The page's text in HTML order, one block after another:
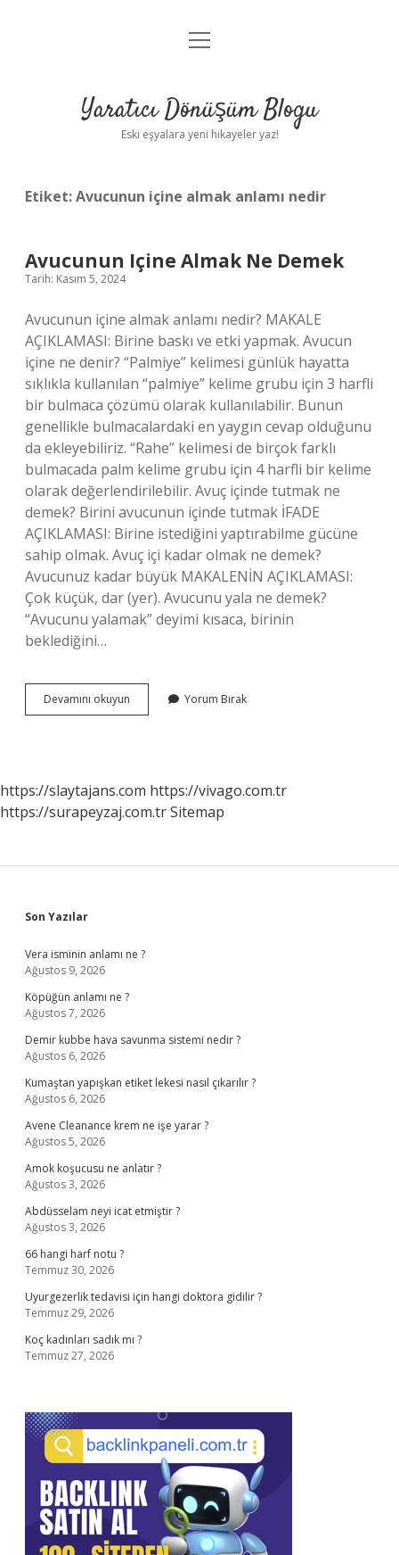
Anasayfa
Yasal Uyarı
menüyü
Yaratıcı Dönüşüm Blogu
Eski eşyalara yeni hikayeler yaz!
Etiket:Avucunun içine almak anlamı nedir
Avucunun Içine Almak Ne Demek
Tarih: Kasım 5, 2024
Avucunun içine almak anlamı nedir? MAKALE
AÇIKLAMASI: Birine baskı ve etki yapmak. Avucun
içine ne denir? “Palmiye” kelimesi günlük hayatta
sıklıkla kullanılan “palmiye” kelime grubu için 3 harfli
bir bulmaca çözümü olarak kullanılabilir. Bunun
genellikle bulmacalardaki en yaygın cevap olduğunu
da ekleyebiliriz. “Rahe” kelimesi de birçok farklı
bulmacada palm kelime grubu için 4 harfli bir kelime
olarak değerlendirilebilir. Avuç içinde tutmak ne
demek? Birini avucunun içinde tutmak İFADE
AÇIKLAMASI: Birine istediğini yaptırabilme gücüne
sahip olmak. Avuç içi kadar olmak ne demek?
Avucunuz kadar büyük MAKALENİN AÇIKLAMASI:
Çok küçük, dar (yer). Avucunu yala ne demek?
“Avucunu yalamak” deyimi kısaca, birinin
beklediğini…
Devamını okuyun Avucunun
Içine
Yorum Bırak
https://slaytajans.com https://vivago.com.tr
https://surapeyzaj.com.trSitemap
Sidebar
Son Yazılar
Vera isminin anlamı ne ?
Ağustos 9, 2026
Köpüğün anlamı ne ?
Ağustos 7, 2026
Demir kubbe hava savunma sistemi nedir ?
Ağustos 6, 2026
Kumaştan yapışkan etiket lekesi nasıl çıkarılır ?
Ağustos 6, 2026
Avene Cleanance krem ne işe yarar ?
Ağustos 5, 2026
Amok koşucusu ne anlatır ?
Ağustos 3, 2026
Abdüsselam neyi icat etmiştir ?
Ağustos 3, 2026
66 hangi harf notu ?
Temmuz 30, 2026
Uyurgezerlik tedavisi için hangi doktora gidilir ?
Temmuz 29, 2026
Koç kadınları sadık mı ?
Temmuz 27, 2026